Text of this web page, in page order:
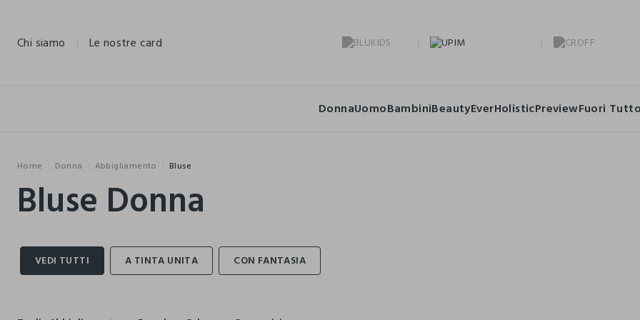
Chi siamo Le nostre card
DonnaUomoBambiniBeautyEverHolisticPreviewFuori Tutto
Home Donna Abbigliamento Bluse
Bluse Donna